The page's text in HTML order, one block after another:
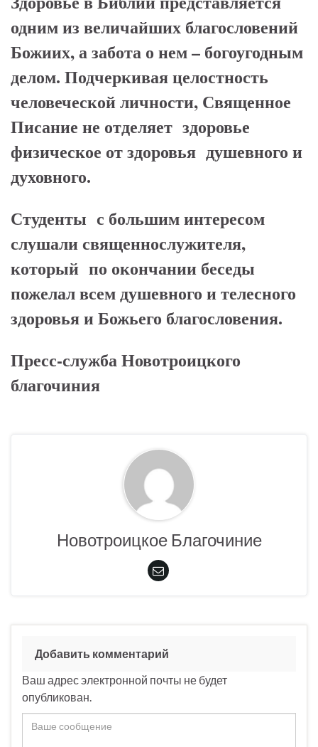
одним из величайших благословений
Божиих, а забота о нем – богоугодным
делом. Подчеркивая целостность
человеческой личности, Священное
Писание не отделяет здоровье
физическое от здоровья душевного и
духовного.
Студенты с большим интересом
слушали священнослужителя,
который по окончании беседы
пожелал всем душевного и телесного
здоровья и Божьего благословения.
Пресс-служба Новотроицкого
благочиния
Новотроицкое Благочиние
Добавить комментарий
Ваш адрес электронной почты не будет
опубликован.